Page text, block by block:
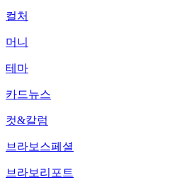
컬처
머니
테마
카드뉴스
컷&칼럼
브라보스페셜
브라보리포트